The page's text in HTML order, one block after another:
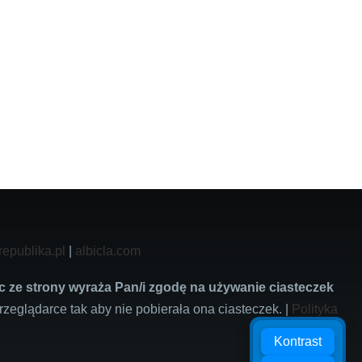
albicla.com
ze strony wyraża Pan/i zgodę na używanie ciasteczek
tak aby nie pobierała ona ciasteczek. |
Polityka
Kontrast